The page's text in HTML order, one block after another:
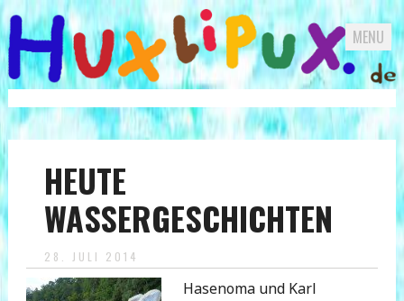
MENU
content
HEUTE
WASSERGESCHICHTEN
28. JULI 2014
Hasenoma und Karl